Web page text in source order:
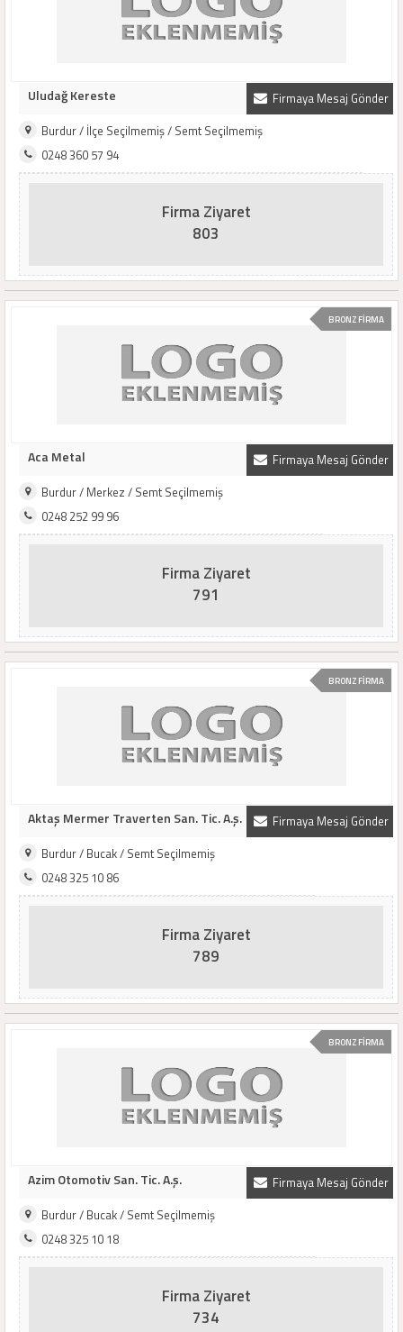
Firmaya Mesaj Gönder
Uludağ Kereste
Burdur / İlçe Seçilmemiş / Semt Seçilmemiş
0248 360 57 94
Firma Ziyaret
803
BRONZ FİRMA
Firmaya Mesaj Gönder
Aca Metal
Burdur / Merkez / Semt Seçilmemiş
0248 252 99 96
Firma Ziyaret
791
BRONZ FİRMA
Firmaya Mesaj Gönder
Aktaş Mermer Traverten San. Tic. A.ş.
Burdur / Bucak / Semt Seçilmemiş
0248 325 10 86
Firma Ziyaret
789
BRONZ FİRMA
Firmaya Mesaj Gönder
Azim Otomotiv San. Tic. A.ş.
Burdur / Bucak / Semt Seçilmemiş
0248 325 10 18
Firma Ziyaret
734